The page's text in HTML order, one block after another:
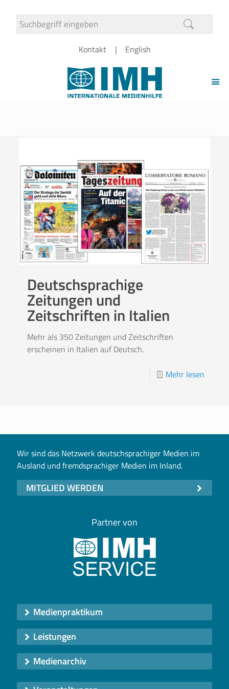
Kontakt English
Deutschsprachige
Zeitungen und
Zeitschriften in Italien
Mehr als 350 Zeitungen und Zeitschriften
erscheinen in Italien auf Deutsch.
Mehr lesen
Wir sind das Netzwerk deutschsprachiger Medien im
Ausland und fremdsprachiger Medien im Inland.
MITGLIED WERDEN
Partner von
Medienpraktikum
Leistungen
Medienarchiv